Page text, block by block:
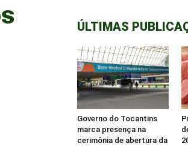
ÚLTIMAS
Governo do Tocantins
marca presença na
cerimônia de abertura da